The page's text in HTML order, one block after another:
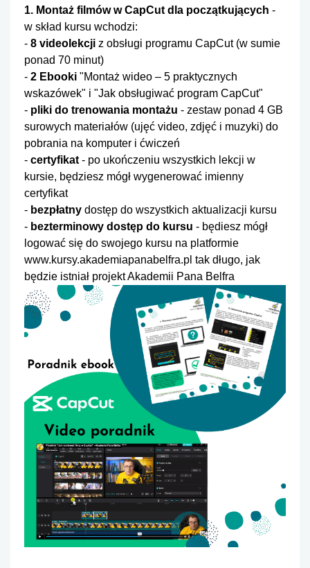
1. Montaż filmów w CapCut dla początkujących -
w skład kursu wchodzi:
- 8 videolekcji z obsługi programu CapCut (w sumie
ponad 70 minut)
- 2 Ebooki "Montaż wideo – 5 praktycznych
wskazówek" i "Jak obsługiwać program CapCut"
- pliki do trenowania montażu - zestaw ponad 4 GB
surowych materiałów (ujęć video, zdjęć i muzyki) do
pobrania na komputer i ćwiczeń
- certyfikat - po ukończeniu wszystkich lekcji w
kursie, będziesz mógł wygenerować imienny
certyfikat
- bezpłatny dostęp do wszystkich aktualizacji kursu
- bezterminowy dostęp do kursu - będiesz mógł
logować się do swojego kursu na platformie
www.kursy.akademiapanabelfra.pl tak długo, jak
będzie istniał projekt Akademii Pana Belfra